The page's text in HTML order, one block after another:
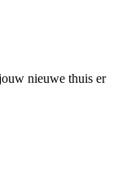
nieuwe thuis er